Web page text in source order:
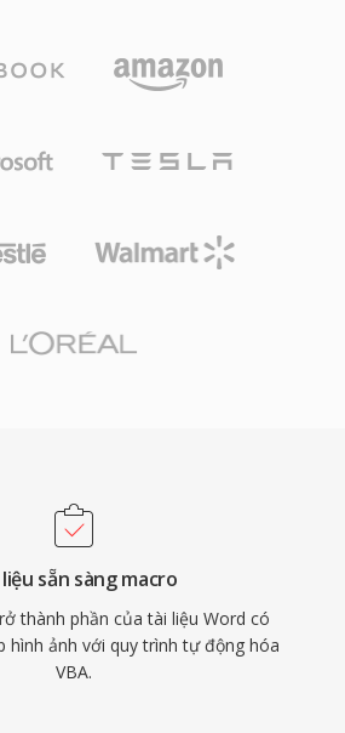
sẵn sàng macro
thành phần của tài liệu Word có
ảnh với quy trình tự động hóa
VBA.